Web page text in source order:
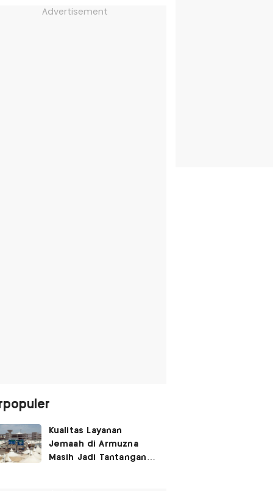
Advertisement
Kualitas Layanan
Jemaah di Armuzna
Masih Jadi Tantangan